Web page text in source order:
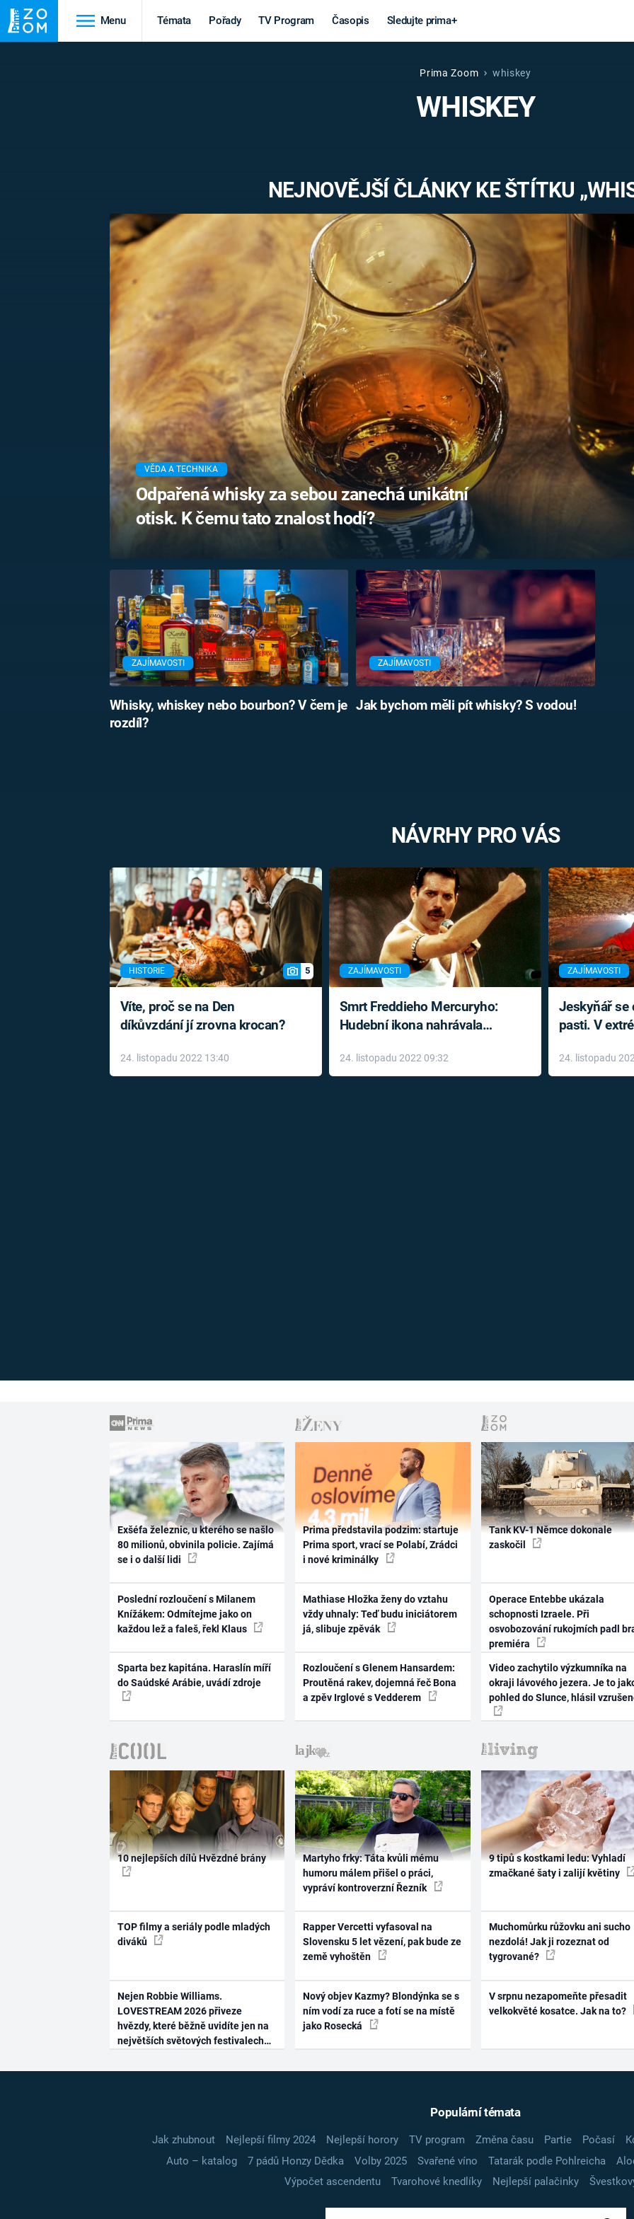
Menu Témata Pořady TV Program Časopis Sledujte prima+
STAROVĚKÝ EGYPT
Věda a
technika
MARS
VÁLEČNÉ
světová válka
PRVNÍ SVĚTOVÁ
Výročí
MARIE TEREZIE
NAPOLEON
BONAPARTE
BRITSKÁ
KRÁLOVSKÁ
RODINA
Záhady a
konspirace
UFO A
MIMOZEMŠŤANÉ
UTAJENÉ PŘÍBĚHY
ČESKÝCH DĚJIN
ALTERNATIVNÍ
HISTORIE
REALITA
KLAMY
Prima Zoom whiskey
WHISKEY
NEJNOVĚJŠÍ ČLÁNKY KE ŠTÍTKU
VĚDA A TECHNIKA
Odpařená whisky za sebou zanechá unikátní
otisk. K čemu tato znalost hodí?
ZAJÍMAVOSTI
Whisky, whiskey nebo bourbon? V čem je
rozdíl?
ZAJÍMAVOSTI
Jak bychom měli pít whisky? S vodou!
NÁVRHY PRO VÁS
HISTORIE 5
Víte, proč se na Den
díkůvzdání jí zrovna krocan?
24. listopadu 2022 13:40
ZAJÍMAVOSTI
Smrt Freddieho Mercuryho:
Hudební ikona nahrávala
léky
24. listopadu 2022 09:32
ZAJÍMAVOSTI
Jeskyňář se
pasti. V
24. listopadu
Exšéfa železnic, u kterého se našlo
80 milionů, obvinila policie. Zajímá
se i o další lidi
Poslední rozloučení s Milanem
Knížákem: Odmítejme jako on
každou lež a faleš, řekl Klaus
Sparta bez kapitána. Haraslín míří
do Saúdské Arábie, uvádí zdroje
Prima představila podzim: startuje
Prima sport, vrací se Polabí, Zrádci
i nové kriminálky
Mathiase Hložka ženy do vztahu
vždy uhnaly: Teď budu iniciátorem
já, slibuje zpěvák
Rozloučení s Glenem Hansardem:
Proutěná rakev, dojemná řeč Bona
a zpěv Irglové s Vedderem
Tank KV-1 Němce dokonale
zaskočil
Operace Entebbe ukázala
schopnosti Izraele. Při
osvobozování rukojmích padl
premiéra
Video zachytilo výzkumníka na
okraji lávového jezera. Je to
pohled do Slunce, hlásil
10 nejlepších dílů Hvězdné brány
TOP filmy a seriály podle mladých
diváků
Nejen Robbie Williams.
LOVESTREAM 2026 přiveze
hvězdy, které běžně uvidíte jen na
největších světových festivalech
Martyho frky: Táta kvůli mému
humoru málem přišel o práci,
vypráví kontroverzní Řezník
Rapper Vercetti vyfasoval na
Slovensku 5 let vězení, pak bude ze
země vyhoštěn
Nový objev Kazmy? Blondýnka se s
ním vodí za ruce a fotí se na místě
jako Rosecká
9 tipů s kostkami ledu: Vyhladí
zmačkané šaty i zalijí květiny
Muchomůrku růžovku ani sucho
nezdolá! Jak ji rozeznat od
tygrované?
V srpnu nezapomeňte přesadit
velkokvěté kosatce. Jak na to?
Populární témata
Jak zhubnout Nejlepší filmy 2024 Nejlepší horory TV program Změna času Partie Počasí
Auto – katalog
7 pádů Honzy Dědka Volby 2025 Svařené víno Tatarák podle Pohlreicha
Výpočet ascendentu
Tvarohové knedlíky Nejlepší palačinky